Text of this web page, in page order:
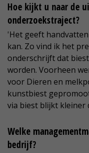
Hoe kijkt u naar de
onderzoekstraject?
'Het geeft
kan. Zo vind ik het
onderschrijft dat
worden. Voorheen
voor Dieren en
kunstbiest
via biest blijkt kleiner
Welke
bedrijf?